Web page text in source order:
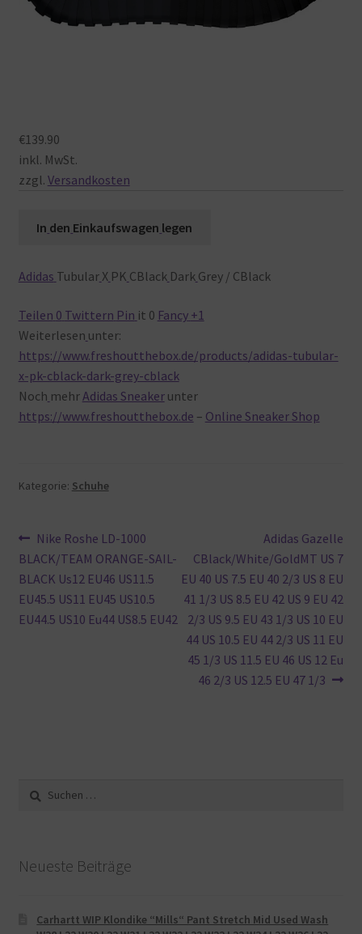
€139.90
inkl. MwSt.
zzgl. Versandkosten
In den Einkaufswagen legen
Adidas Tubular X PK CBlack Dark Grey / CBlack
Teilen 0 Twittern Pin it 0 Fancy +1
Weiterlesen unter:
https://www.freshoutthebox.de/products/adidas-tubular-
x-pk-cblack-dark-grey-cblack
Noch mehrAdidas Sneakerunter
https://www.freshoutthebox.de – Online Sneaker Shop
Kategorie: Schuhe
Beitragsnavigation
Vorheriger
Beitrag:
Nike Roshe LD-1000
BLACK/TEAM ORANGE-SAIL-
BLACK Us12 EU46 US11.5
EU45.5 US11 EU45 US10.5
EU44.5 US10 Eu44 US8.5 EU42
Nächster
Beitrag:
Adidas Gazelle
CBlack/White/GoldMT US 7
EU 40 US 7.5 EU 40 2/3 US 8 EU
41 1/3 US 8.5 EU 42 US 9 EU 42
2/3 US 9.5 EU 43 1/3 US 10 EU
44 US 10.5 EU 44 2/3 US 11 EU
45 1/3 US 11.5 EU 46 US 12 Eu
46 2/3 US 12.5 EU 47 1/3
Suche
nach:
Neueste Beiträge
Carhartt WIP Klondike “Mills“ Pant Stretch Mid Used Wash